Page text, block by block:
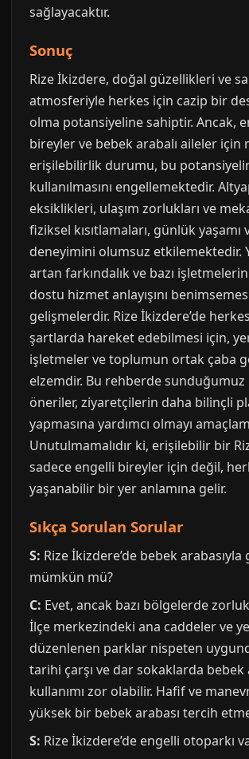
sağlayacaktır.
Sonuç
Rize İkizdere, doğal güzellikleri ve
atmosferiyle herkes için cazip bir
olma potansiyeline sahiptir. Ancak,
bireyler ve bebek arabalı aileler için
erişilebilirlik durumu, bu
kullanılmasını engellemektedir.
eksiklikleri, ulaşım zorlukları ve
fiziksel kısıtlamaları, günlük yaşamı
deneyimini olumsuz etkilemektedir.
artan farkındalık ve bazı
dostu hizmet anlayışını
gelişmelerdir. Rize İkizdere’de
şartlarda hareket edebilmesi için,
işletmeler ve toplumun ortak çaba
elzemdir. Bu rehberde sunduğumuz
öneriler, ziyaretçilerin daha bilinçli
yapmasına yardımcı olmayı
Unutulmamalıdır ki, erişilebilir bir
sadece engelli bireyler için değil,
yaşanabilir bir yer anlamına gelir.
Sıkça Sorulan Sorular
S: Rize İkizdere’de bebek arabasıyla
mümkün mü?
C: Evet, ancak bazı bölgelerde
İlçe merkezindeki ana caddeler ve
düzenlenen parklar nispeten
tarihi çarşı ve dar sokaklarda bebek
kullanımı zor olabilir. Hafif ve
yüksek bir bebek arabası tercih
S: Rize İkizdere’de engelli otoparkı